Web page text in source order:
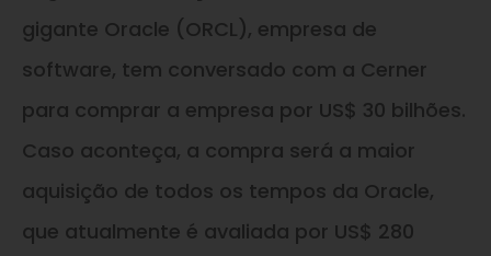
gigante Oracle (ORCL), empresa de
software, tem conversado com a Cerner
para comprar a empresa por US$ 30 bilhões.
Caso aconteça, a compra será a maior
aquisição de todos os tempos da Oracle,
que atualmente é avaliada por US$ 280